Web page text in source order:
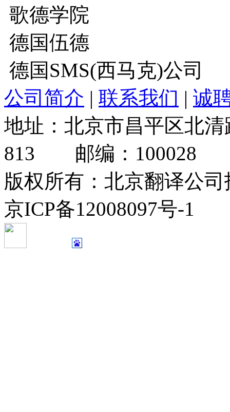
歌德学院
德国伍德
德国SMS(西马克)公司
公司简介 | 联系我们 | 诚
地址：北京市昌平区北
813 邮编：100028
版权所有：北京翻译公
京ICP备12008097号-1